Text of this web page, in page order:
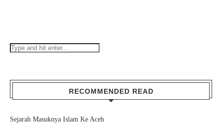
RECOMMENDED READ
Sejarah Masuknya Islam Ke Aceh